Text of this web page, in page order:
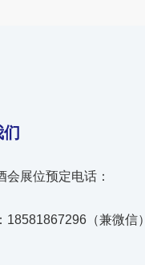
会展位预定电话：
18581867296（兼微信）